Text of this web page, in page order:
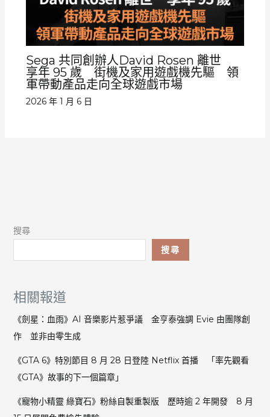
Sega 共同創辦人David Rosen 離世
享年 95 歲 街機及家用遊戲機先驅 領
軍帶動產品走向全球遊戲市場
2026 年 1 月 6 日
搜尋
搜尋
相關報道
《劍星：血雨》AI 音樂影片惹爭議 金亨泰強調 Evie 由團隊創
作 並非由零生成
《GTA 6》特別節目 8 月 28 日登陸 Netflix 首播 「率先觀看
《GTA》故事的下一個篇章」
《寵物小精靈 綠寶石》粉絲自製重製版 歷時逾 2 年開發 8 月